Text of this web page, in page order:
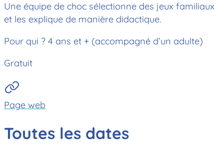
Une équipe de choc sélectionne des jeux familiaux
et les explique de manière didactique.
Pour qui ? 4 ans et + (accompagné d’un adulte)
Gratuit
Page web
Toutes les dates